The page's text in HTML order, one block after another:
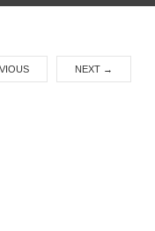
NEXT →